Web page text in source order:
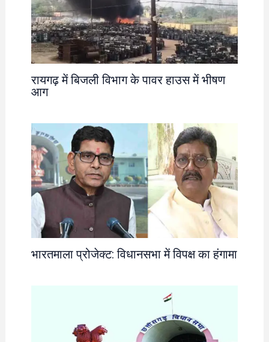
रायगढ़ में बिजली विभाग के पावर हाउस में भीषण
आग
भारतमाला प्रोजेक्ट: विधानसभा में विपक्ष का हंगामा